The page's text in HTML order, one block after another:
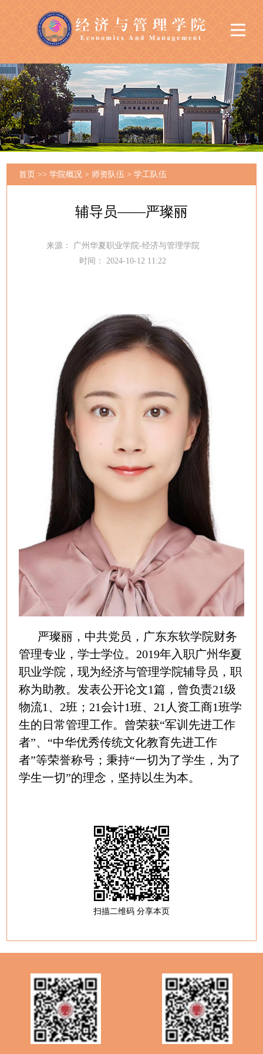
首页 >> 学院概况> 师资队伍> 学工队伍
辅导员——严璨丽
来源： 广州华夏职业学院-经济与管理学院
时间： 2024-10-12 11:22
严璨丽，中共党员，广东东软学院财务
管理专业，学士学位。2019年入职广州华夏
职业学院，现为经济与管理学院辅导员，职
称为助教。发表公开论文1篇，曾负责21级
物流1、2班；21会计1班、21人资工商1班学
生的日常管理工作。曾荣获“军训先进工作
者”、“中华优秀传统文化教育先进工作
者”等荣誉称号；秉持“一切为了学生，为了
学生一切”的理念，坚持以生为本。
扫描二维码 分享本页